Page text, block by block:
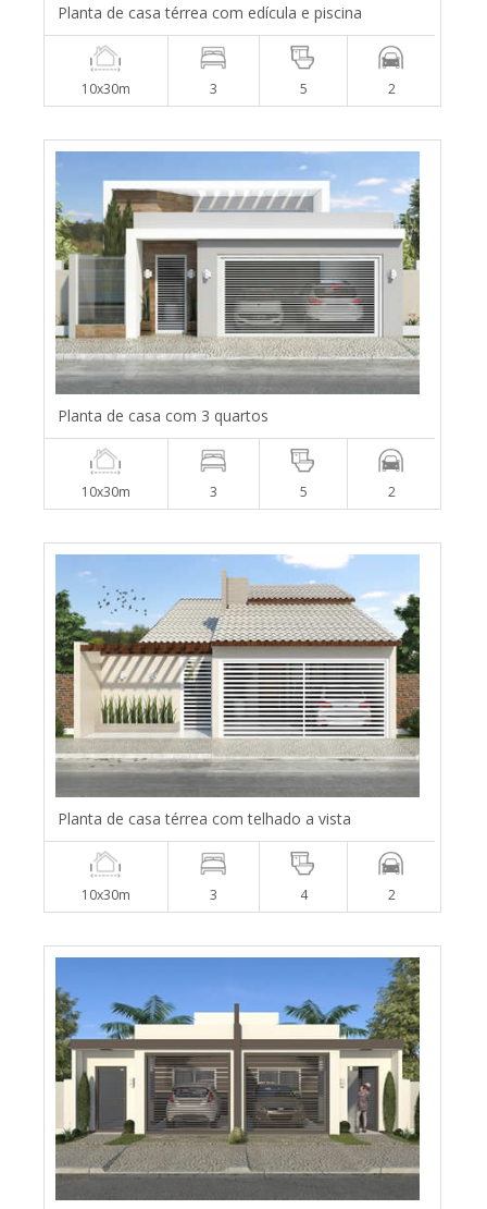
Planta de casa térrea com edícula e piscina
10x30m 3 5 2
Planta de casa com 3 quartos
10x30m 3 5 2
Planta de casa térrea com telhado a vista
10x30m 3 4 2